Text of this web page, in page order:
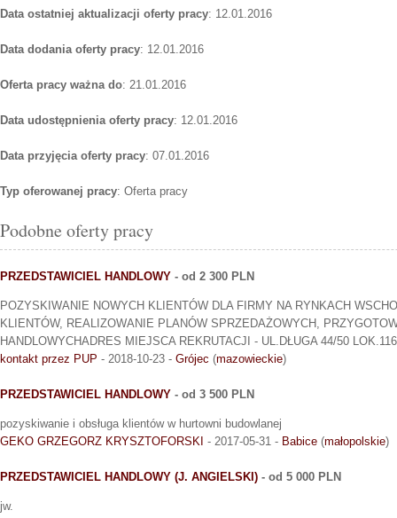
Data ostatniej aktualizacji oferty pracy: 12.01.2016
Data dodania oferty pracy: 12.01.2016
Oferta pracy ważna do: 21.01.2016
Data udostępnienia oferty pracy: 12.01.2016
Data przyjęcia oferty pracy: 07.01.2016
Typ oferowanej pracy: Oferta pracy
Podobne oferty pracy
PRZEDSTAWICIEL HANDLOWY - od 2 300 PLN
POZYSKIWANIE NOWYCH KLIENTÓW DLA FIRMY NA RYNKACH
KLIENTÓW, REALIZOWANIE PLANÓW SPRZEDAŻOWYCH,
HANDLOWYCHADRES MIEJSCA REKRUTACJI - UL.DŁUGA 44/50
kontakt przez PUP - 2018-10-23 - Grójec (mazowieckie)
PRZEDSTAWICIEL HANDLOWY - od 3 500 PLN
pozyskiwanie i obsługa klientów w hurtowni budowlanej
GEKO GRZEGORZ KRYSZTOFORSKI - 2017-05-31 - Babice (małopolskie)
PRZEDSTAWICIEL HANDLOWY (J. ANGIELSKI) - od 5 000 PLN
jw.